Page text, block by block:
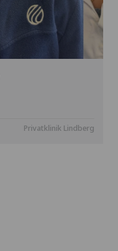
Privatklinik Lindberg